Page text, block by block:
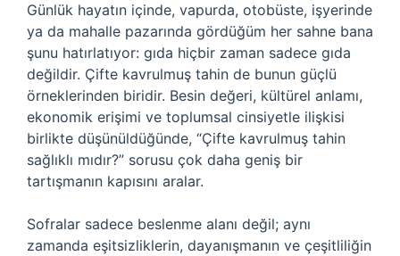
Günlük hayatın içinde, vapurda, otobüste, işyerinde
ya da mahalle pazarında gördüğüm her sahne bana
şunu hatırlatıyor: gıda hiçbir zaman sadece gıda
değildir. Çifte kavrulmuş tahin de bunun güçlü
örneklerinden biridir. Besin değeri, kültürel anlamı,
ekonomik erişimi ve toplumsal cinsiyetle ilişkisi
birlikte düşünüldüğünde, “Çifte kavrulmuş tahin
sağlıklı mıdır?” sorusu çok daha geniş bir
tartışmanın kapısını aralar.
Sofralar sadece beslenme alanı değil; aynı
zamanda eşitsizliklerin, dayanışmanın ve çeşitliliğin